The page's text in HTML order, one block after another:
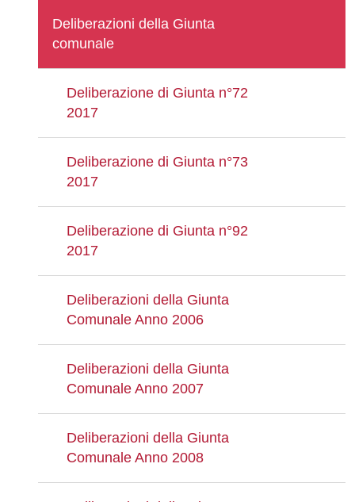
Deliberazioni della Giunta
comunale
Deliberazione di Giunta n°72
2017
Deliberazione di Giunta n°73
2017
Deliberazione di Giunta n°92
2017
Deliberazioni della Giunta
Comunale Anno 2006
Deliberazioni della Giunta
Comunale Anno 2007
Deliberazioni della Giunta
Comunale Anno 2008